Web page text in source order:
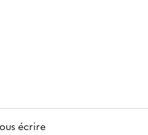
écrire